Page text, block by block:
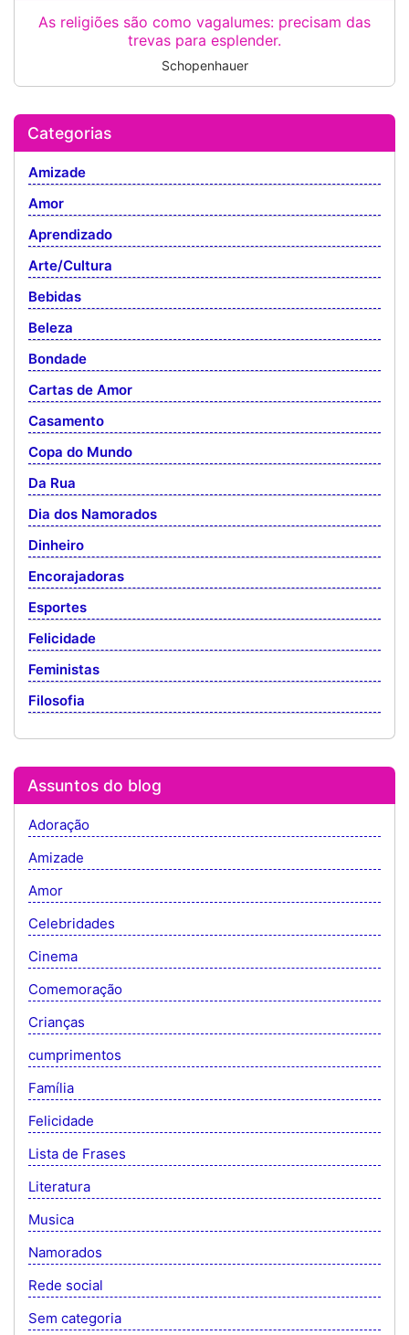
As religiões são como vagalumes: precisam das
trevas para esplender.
Schopenhauer
Categorias
Amizade
Amor
Aprendizado
Arte/Cultura
Bebidas
Beleza
Bondade
Cartas de Amor
Casamento
Copa do Mundo
Da Rua
Dia dos Namorados
Dinheiro
Encorajadoras
Esportes
Felicidade
Feministas
Filosofia
Assuntos do blog
Adoração
Amizade
Amor
Celebridades
Cinema
Comemoração
Crianças
cumprimentos
Família
Felicidade
Lista de Frases
Literatura
Musica
Namorados
Rede social
Sem categoria